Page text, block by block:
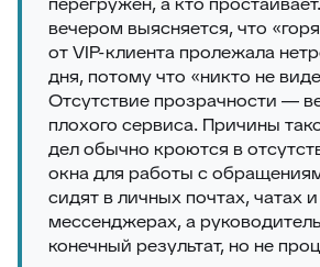
вечером выясняется, что
от VIP-клиента пролежала
дня, потому что «никто не
Отсутствие прозрачности —
плохого сервиса. Причины
дел обычно кроются в
окна для работы с
сидят в личных почтах, чатах и
мессенджерах, а
конечный результат, но не